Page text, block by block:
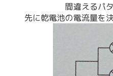
間違えるパ
先に乾電池の電流量を